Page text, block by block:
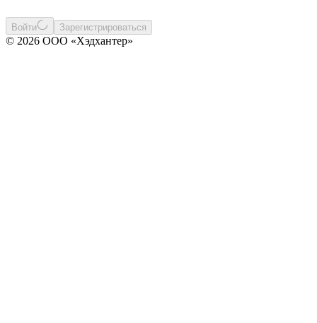
Войти Зарегистрироваться
© 2026 ООО «Хэдхантер»